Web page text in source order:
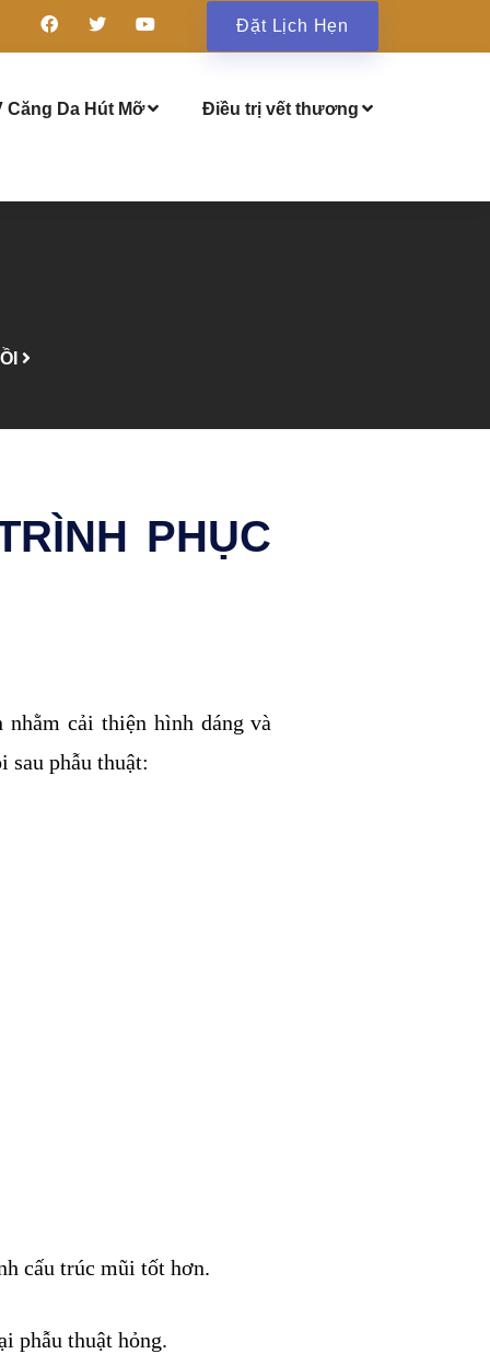
Đặt Lịch Hẹn
Căng Da Hút Mỡ Điều trị vết thương
PHỤC
cải thiện hình dáng và
sau phẫu thuật:
cấu trúc mũi tốt hơn.
phẫu thuật hỏng.